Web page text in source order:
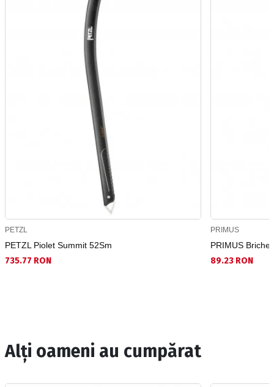
PETZL
PETZL Piolet Summit 52Sm
735.77 RON
PRIMUS
PRIMUS
89.23 RON
Alți oameni au cumpărat